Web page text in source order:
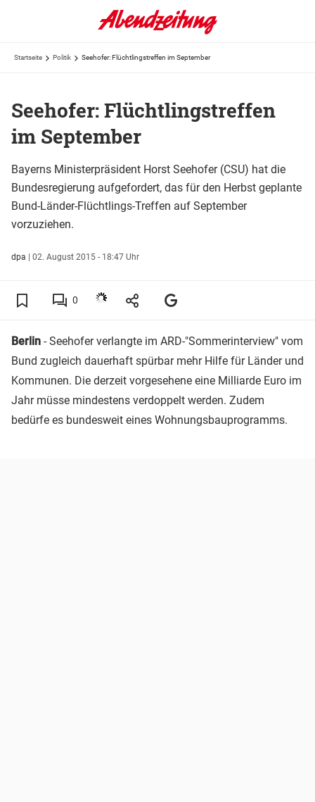
Startseite Politik Seehofer: Flüchtlingstreffen im September
Seehofer: Flüchtlingstreffen
im September
Bayerns Ministerpräsident Horst Seehofer (CSU) hat die
Bundesregierung aufgefordert, das für den Herbst geplante
Bund-Länder-Flüchtlings-Treffen auf September
vorzuziehen.
dpa | 02. August 2015 - 18:47 Uhr
0
Berlin - Seehofer verlangte im ARD-"Sommerinterview" vom
Bund zugleich dauerhaft spürbar mehr Hilfe für Länder und
Kommunen. Die derzeit vorgesehene eine Milliarde Euro im
Jahr müsse mindestens verdoppelt werden. Zudem
bedürfe es bundesweit eines Wohnungsbauprogramms.